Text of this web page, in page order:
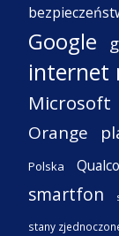
Google
internet
Microsoft
Orange
Polska
smartfon
stany